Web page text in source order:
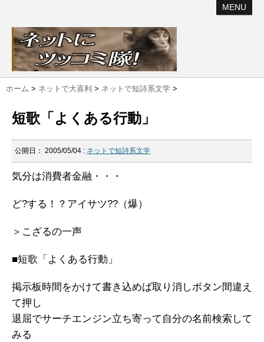
MENU
ホーム > ネットで大喜利 > ネットで短詩系文学 >
短歌「よくある行動」
公開日： 2005/05/04 : ネットで短詩系文学
気分は消費者金融・・・
ど?する！？アイサツ??（爆）
＞こざるの一声
■短歌「よくある行動」
掲示板時間をかけて書き込めば取り消しボタン間違え
て押し
退屈でサーチエンジン立ち寄って自分の名前検索して
みる